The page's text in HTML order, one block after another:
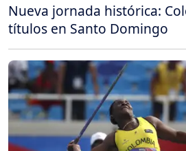
Nueva jornada histórica:
títulos en Santo Domingo